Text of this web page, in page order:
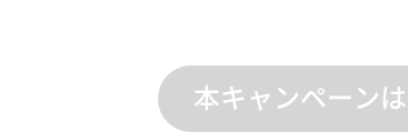
本キャンペーン